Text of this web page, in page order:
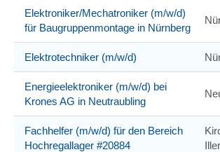
Elektroniker/Mechatroniker (m/w/d)
für Baugruppenmontage in Nürnberg
Elektrotechniker (m/w/d)
Energieelektroniker (m/w/d) bei
Krones AG in Neutraubling
Fachhelfer (m/w/d) für den Bereich
Hochregallager #20884
Iller